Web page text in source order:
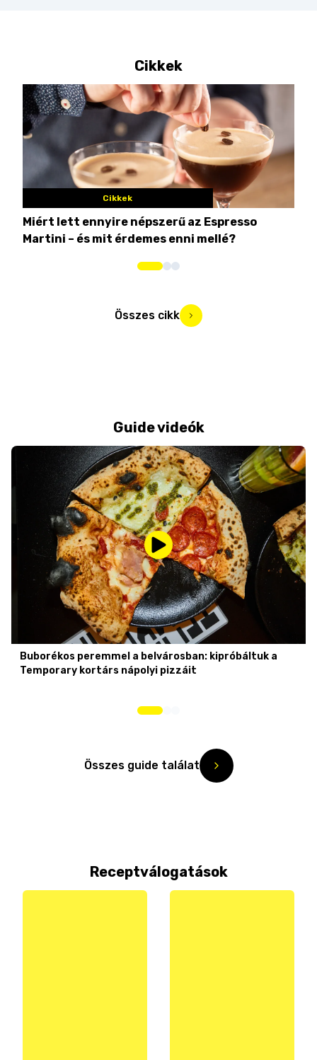
Cikkek
Cikkek
Miért lett ennyire népszerű az Espresso
Martini – és mit érdemes enni mellé?
Összes cikk
Guide videók
Buborékos peremmel a belvárosban: kipróbáltuk a
Temporary kortárs nápolyi pizzáit
Összes guide találat
Receptválogatások